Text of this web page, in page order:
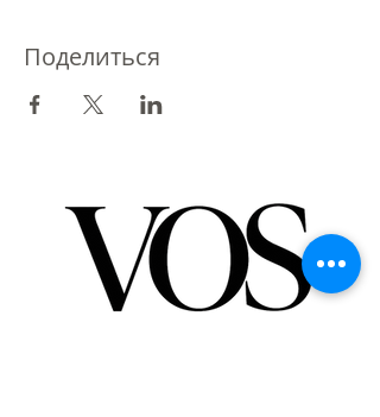
Поделиться